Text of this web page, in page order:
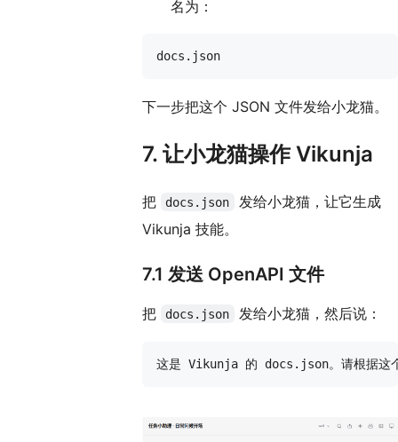
名为：
下一步把这个 JSON 文件发给小龙猫。
7. 让小龙猫操作 Vikunja
把 docs.json
发给小龙猫，让它生成
Vikunja 技能。
7.1 发送 OpenAPI 文件
把 docs.json 发给小龙猫，然后说：